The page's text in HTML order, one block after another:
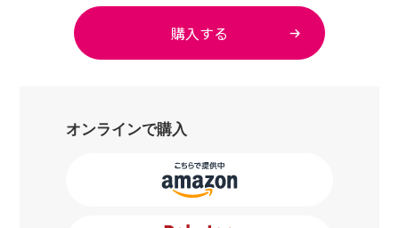
オンラインで購入
購入する